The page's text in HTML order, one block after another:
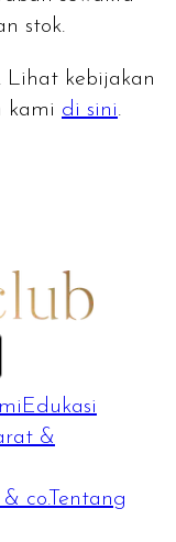
stok.
Lihat kebijakan
kami di sini.
Edukasi
&
co.Tentang